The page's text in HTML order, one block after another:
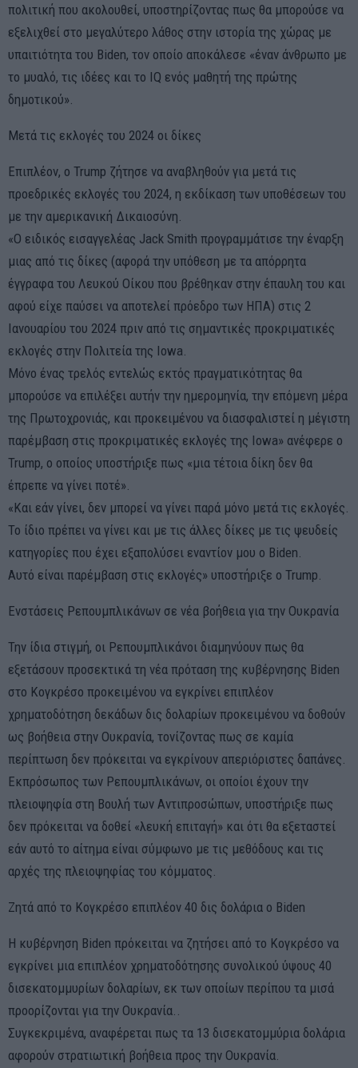
πολιτική που ακολουθεί, υποστηρίζοντας πως θα μπορούσε να
εξελιχθεί στο μεγαλύτερο λάθος στην ιστορία της χώρας με
υπαιτιότητα του Biden, τον οποίο αποκάλεσε «έναν άνθρωπο με
το μυαλό, τις ιδέες και το IQ ενός μαθητή της πρώτης
δημοτικού».
Μετά τις εκλογές του 2024 οι δίκες
Επιπλέον, ο Trump ζήτησε να αναβληθούν για μετά τις
προεδρικές εκλογές του 2024, η εκδίκαση των υποθέσεων του
με την αμερικανική Δικαιοσύνη.
«O ειδικός εισαγγελέας Jack Smith προγραμμάτισε την έναρξη
μιας από τις δίκες (αφορά την υπόθεση με τα απόρρητα
έγγραφα του Λευκού Οίκου που βρέθηκαν στην έπαυλη του και
αφού είχε παύσει να αποτελεί πρόεδρο των ΗΠΑ) στις 2
Ιανουαρίου του 2024 πριν από τις σημαντικές προκριματικές
εκλογές στην Πολιτεία της Iowa.
Μόνο ένας τρελός εντελώς εκτός πραγματικότητας θα
μπορούσε να επιλέξει αυτήν την ημερομηνία, την επόμενη μέρα
της Πρωτοχρονιάς, και προκειμένου να διασφαλιστεί η μέγιστη
παρέμβαση στις προκριματικές εκλογές της Iowa» ανέφερε ο
Trump, ο οποίος υποστήριξε πως «μια τέτοια δίκη δεν θα
έπρεπε να γίνει ποτέ».
«Και εάν γίνει, δεν μπορεί να γίνει παρά μόνο μετά τις εκλογές.
Το ίδιο πρέπει να γίνει και με τις άλλες δίκες με τις ψευδείς
κατηγορίες που έχει εξαπολύσει εναντίον μου ο Biden.
Αυτό είναι παρέμβαση στις εκλογές» υποστήριξε ο Trump.
Ενστάσεις Ρεπουμπλικάνων σε νέα βοήθεια για την Ουκρανία
Την ίδια στιγμή, οι Ρεπουμπλικάνοι διαμηνύουν πως θα
εξετάσουν προσεκτικά τη νέα πρόταση της κυβέρνησης Biden
στο Κογκρέσο προκειμένου να εγκρίνει επιπλέον
χρηματοδότηση δεκάδων δις δολαρίων προκειμένου να δοθούν
ως βοήθεια στην Ουκρανία, τονίζοντας πως σε καμία
περίπτωση δεν πρόκειται να εγκρίνουν απεριόριστες δαπάνες.
Εκπρόσωπος των Ρεπουμπλικάνων, οι οποίοι έχουν την
πλειοψηφία στη Βουλή των Αντιπροσώπων, υποστήριξε πως
δεν πρόκειται να δοθεί «λευκή επιταγή» και ότι θα εξεταστεί
εάν αυτό το αίτημα είναι σύμφωνο με τις μεθόδους και τις
αρχές της πλειοψηφίας του κόμματος.
Ζητά από το Κογκρέσο επιπλέον 40 δις δολάρια ο Biden
Η κυβέρνηση Biden πρόκειται να ζητήσει από το Κογκρέσο να
εγκρίνει μια επιπλέον χρηματοδότησης συνολικού ύψους 40
δισεκατομμυρίων δολαρίων, εκ των οποίων περίπου τα μισά
προορίζονται για την Ουκρανία..
Συγκεκριμένα, αναφέρεται πως τα 13 δισεκατομμύρια δολάρια
αφορούν στρατιωτική βοήθεια προς την Ουκρανία.